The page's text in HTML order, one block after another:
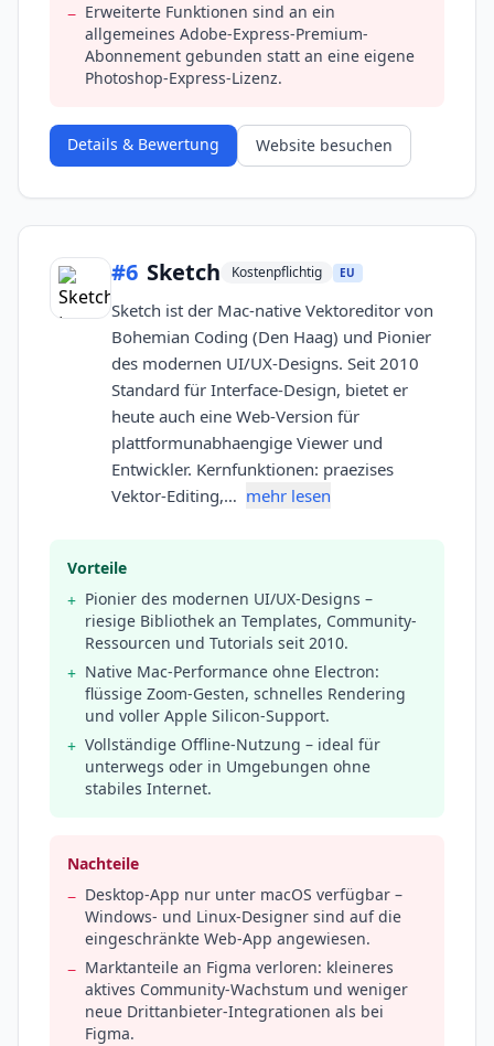
− Erweiterte Funktionen sind an ein
allgemeines Adobe-Express-Premium-
Abonnement gebunden statt an eine eigene
Photoshop-Express-Lizenz.
Details & Bewertung Website besuchen
#6 Sketch Kostenpflichtig EU
Sketch ist der Mac-native Vektoreditor von
Bohemian Coding (Den Haag) und Pionier
des modernen UI/UX-Designs. Seit 2010
Standard für Interface-Design, bietet er
heute auch eine Web-Version für
plattformunabhaengige Viewer und
Entwickler. Kernfunktionen: praezises
Vektor-Editing,… mehr lesen
Vorteile
+ Pionier des modernen UI/UX-Designs –
riesige Bibliothek an Templates, Community-
Ressourcen und Tutorials seit 2010.
+ Native Mac-Performance ohne Electron:
flüssige Zoom-Gesten, schnelles Rendering
und voller Apple Silicon-Support.
+ Vollständige Offline-Nutzung – ideal für
unterwegs oder in Umgebungen ohne
stabiles Internet.
Nachteile
− Desktop-App nur unter macOS verfügbar –
Windows- und Linux-Designer sind auf die
eingeschränkte Web-App angewiesen.
− Marktanteile an Figma verloren: kleineres
aktives Community-Wachstum und weniger
neue Drittanbieter-Integrationen als bei
Figma.